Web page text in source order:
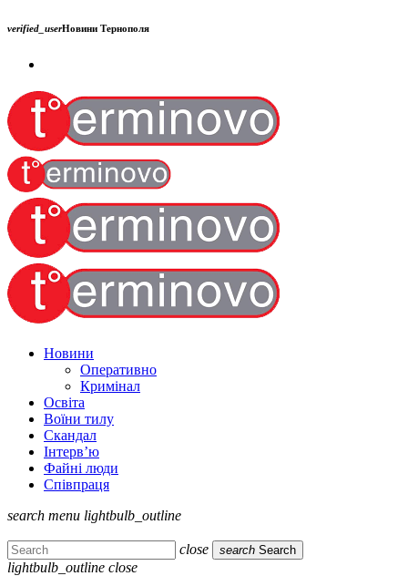
verified_userНовини Тернополя
Новини
Оперативно
Кримінал
Освіта
Воїни тилу
Скандал
Інтерв’ю
Файні люди
Співпраця
search menu lightbulb_outline
close search Search
lightbulb_outline close